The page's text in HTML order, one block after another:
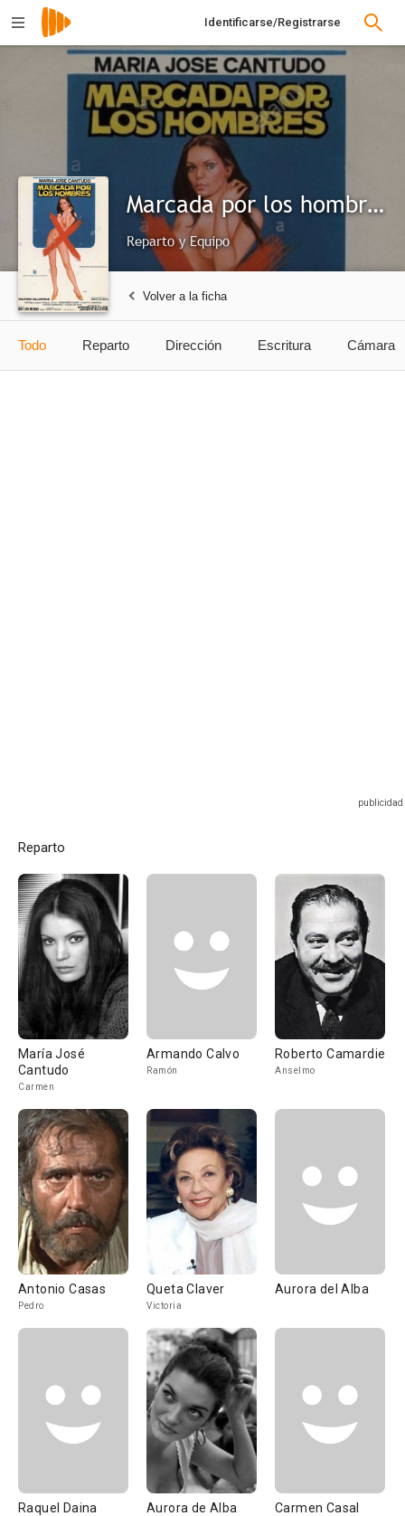
Identificarse/Registrarse
Marcada por los hombres
Reparto y Equipo
Volver a la ficha
Todo Reparto Dirección Escritura Cámara
Reparto
María José
Cantudo
Carmen
Armando Calvo
Ramón
Roberto Camardiel
Anselmo
Antonio Casas
Pedro
Queta Claver
Victoria
Aurora del Alba
Raquel Daina Aurora de Alba Carmen Casal